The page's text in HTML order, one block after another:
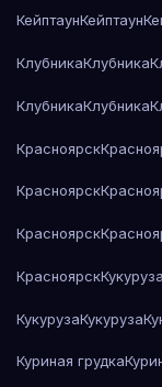
КейптаунКейптаун
КлубникаКлубника
КлубникаКлубника
Красноярск
Красноярск
Красноярск
КрасноярскКукуруза
КукурузаКукуруза
Куриная грудка